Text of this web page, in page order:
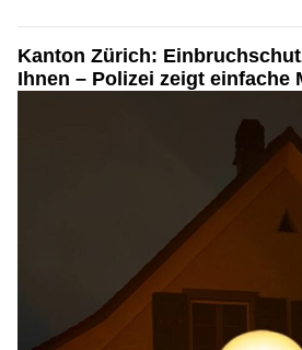
Kanton Zürich:
Ihnen – Polizei zeigt einfache